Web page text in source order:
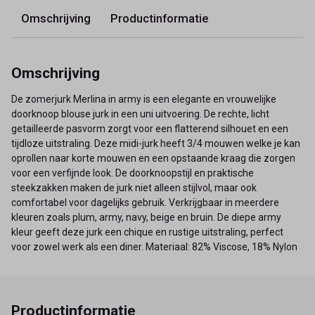
Omschrijving Productinformatie
Omschrijving
De zomerjurk Merlina in army is een elegante en vrouwelijke
doorknoop blouse jurk in een uni uitvoering. De rechte, licht
getailleerde pasvorm zorgt voor een flatterend silhouet en een
tijdloze uitstraling. Deze midi-jurk heeft 3/4 mouwen welke je kan
oprollen naar korte mouwen en een opstaande kraag die zorgen
voor een verfijnde look. De doorknoopstijl en praktische
steekzakken maken de jurk niet alleen stijlvol, maar ook
comfortabel voor dagelijks gebruik. Verkrijgbaar in meerdere
kleuren zoals plum, army, navy, beige en bruin. De diepe army
kleur geeft deze jurk een chique en rustige uitstraling, perfect
voor zowel werk als een diner. Materiaal: 82% Viscose, 18% Nylon
Productinformatie